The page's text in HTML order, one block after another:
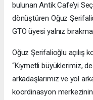
bulunan Antik Cafe’yi
dönüştüren Oğuz
GTO üyesi yalnız
Oğuz Şerifalioğlu açılış
“Kıymetli büyüklerimiz,
arkadaşlarımız ve yol
koordinasyon merkezinin